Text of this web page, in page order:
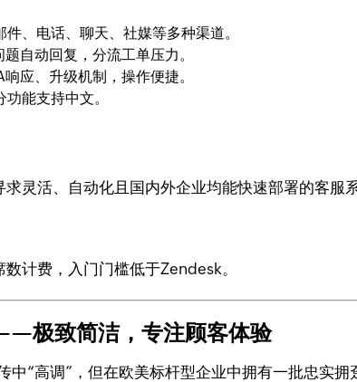
件、电话、聊天、社媒等多种渠道。
自动回复，分流工单压力。
应、升级机制，操作便捷。
能支持中文。
灵活、自动化且国内外企业均能快速部署的客服系
计费，入门门槛低于Zendesk。
极致简洁，专注顾客体验
“高调”，但在欧美标杆型企业中拥有一批忠实